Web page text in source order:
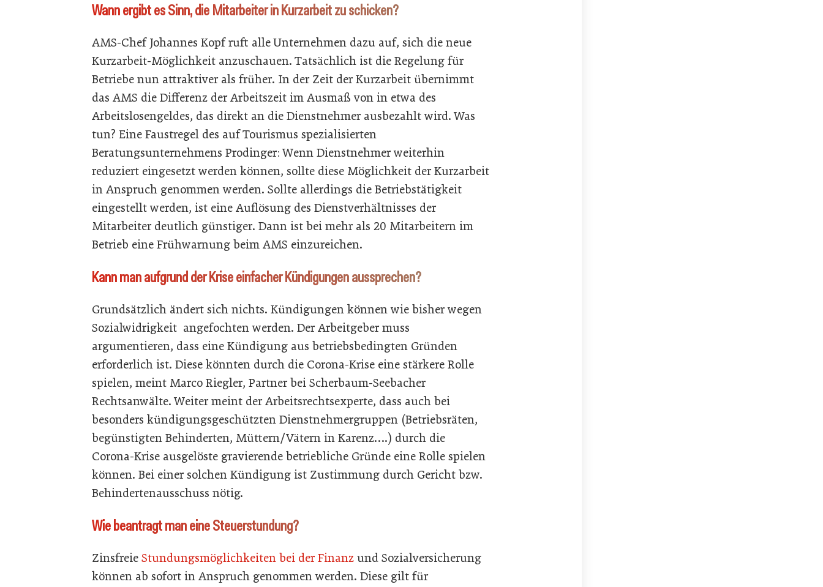
Wann ergibt es Sinn, die Mitarbeiter in Kurzarbeit zu schicken?
AMS-Chef Johannes Kopf ruft alle Unternehmen dazu auf, sich die neue
Kurzarbeit-Möglichkeit anzuschauen. Tatsächlich ist die Regelung für
Betriebe nun attraktiver als früher. In der Zeit der Kurzarbeit übernimmt
das AMS die Differenz der Arbeitszeit im Ausmaß von in etwa des
Arbeitslosengeldes, das direkt an die Dienstnehmer ausbezahlt wird. Was
tun? Eine Faustregel des auf Tourismus spezialisierten
Beratungsunternehmens Prodinger: Wenn Dienstnehmer weiterhin
reduziert eingesetzt werden können, sollte diese Möglichkeit der Kurzarbeit
in Anspruch genommen werden. Sollte allerdings die Betriebstätigkeit
eingestellt werden, ist eine Auflösung des Dienstverhältnisses der
Mitarbeiter deutlich günstiger. Dann ist bei mehr als 20 Mitarbeitern im
Betrieb eine Frühwarnung beim AMS einzureichen.
Kann man aufgrund der Krise einfacher Kündigungen aussprechen?
Grundsätzlich ändert sich nichts. Kündigungen können wie bisher wegen
Sozialwidrigkeit angefochten werden. Der Arbeitgeber muss
argumentieren, dass eine Kündigung aus betriebsbedingten Gründen
erforderlich ist. Diese könnten durch die Corona-Krise eine stärkere Rolle
spielen, meint Marco Riegler, Partner bei Scherbaum-Seebacher
Rechtsanwälte. Weiter meint der Arbeitsrechtsexperte, dass auch bei
besonders kündigungsgeschützten Dienstnehmergruppen (Betriebsräten,
begünstigten Behinderten, Müttern/Vätern in Karenz….) durch die
Corona-Krise ausgelöste gravierende betriebliche Gründe eine Rolle spielen
können. Bei einer solchen Kündigung ist Zustimmung durch Gericht bzw.
Behindertenausschuss nötig.
Wie beantragt man eine Steuerstundung?
Zinsfreie Stundungsmöglichkeiten bei der Finanz und Sozialversicherung
können ab sofort in Anspruch genommen werden. Diese gilt für